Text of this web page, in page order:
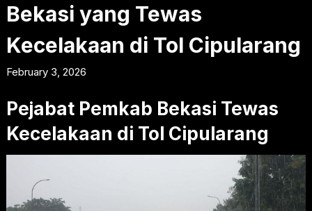
Bekasi yang Tewas
Kecelakaan di Tol Cipularang
February 3, 2026
Pejabat Pemkab Bekasi Tewas
Kecelakaan di Tol Cipularang